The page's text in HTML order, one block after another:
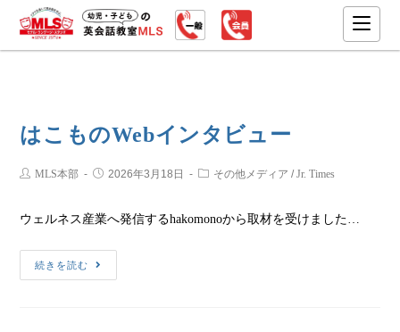
はこものWebインタビュー
MLS本部 2026年3月18日 その他メディア / Jr. Times
ウェルネス産業へ発信するhakomonoから取材を受けました…
続きを読む